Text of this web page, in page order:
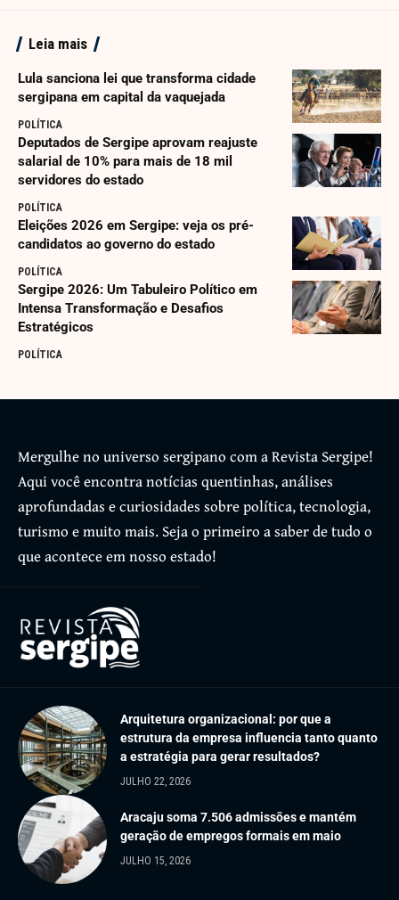
Leia mais
Lula sanciona lei que transforma cidade
sergipana em capital da vaquejada
POLÍTICA
Deputados de Sergipe aprovam reajuste
salarial de 10% para mais de 18 mil
servidores do estado
POLÍTICA
Eleições 2026 em Sergipe: veja os pré-
candidatos ao governo do estado
POLÍTICA
Sergipe 2026: Um Tabuleiro Político em
Intensa Transformação e Desafios
Estratégicos
POLÍTICA
Mergulhe no universo sergipano com a Revista Sergipe!
Aqui você encontra notícias quentinhas, análises
aprofundadas e curiosidades sobre política, tecnologia,
turismo e muito mais. Seja o primeiro a saber de tudo o
que acontece em nosso estado!
Arquitetura organizacional: por que a
estrutura da empresa influencia tanto quanto
a estratégia para gerar resultados?
JULHO 22, 2026
Aracaju soma 7.506 admissões e mantém
geração de empregos formais em maio
JULHO 15, 2026